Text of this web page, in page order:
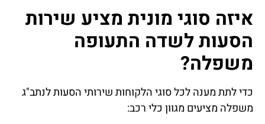
איזה סוגי מונית מציע שירות
הסעות לשדה התעופה
משפלה?
כדי לתת מענה לכל סוגי הלקוחות שירותי הסעות לנתב"ג
משפלה מציעים מגוון כלי רכב: